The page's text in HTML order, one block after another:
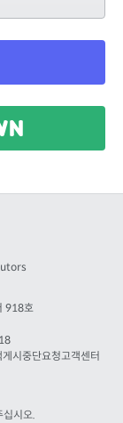
918호
게시중단요청고객센터
시오.